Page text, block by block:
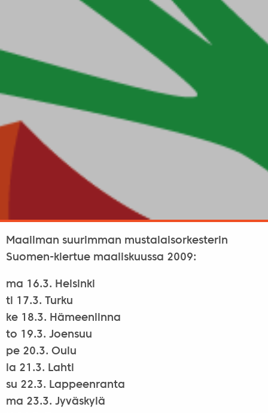
Maailman suurimman mustalaisorkesterin
Suomen-kiertue maaliskuussa 2009:
ma 16.3. Helsinki
ti 17.3. Turku
ke 18.3. Hämeenlinna
to 19.3. Joensuu
pe 20.3. Oulu
la 21.3. Lahti
su 22.3. Lappeenranta
ma 23.3. Jyväskylä